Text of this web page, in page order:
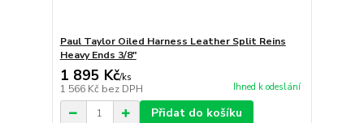
Paul Taylor Oiled Harness Leather Split Reins
Heavy Ends 3/8"
1 895 Kč/ks
1 566 Kč bez DPH Ihned k odeslání
Přidat do košíku